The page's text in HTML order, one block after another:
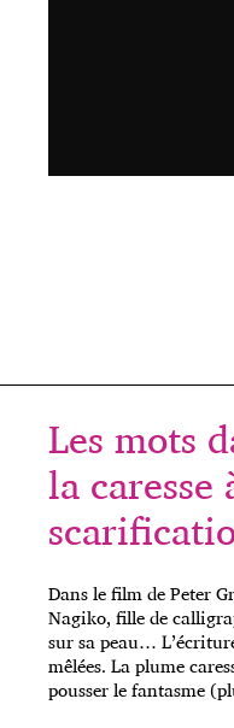
Les mots
la caresse
Dans le film de Peter
Nagiko, fille de
sur sa peau…
mêlées. La plume
pousser le fantasme